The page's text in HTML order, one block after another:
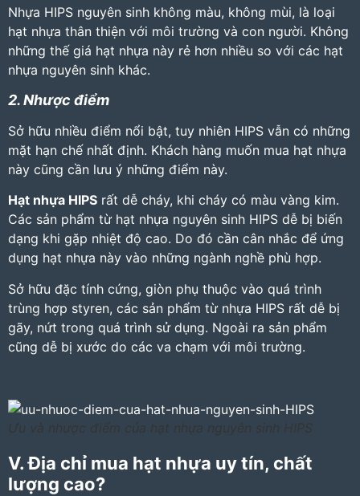
Nhựa HIPS nguyên sinh không màu, không mùi, là loại
hạt nhựa thân thiện với môi trường và con người. Không
những thế giá hạt nhựa này rẻ hơn nhiều so với các hạt
nhựa nguyên sinh khác.
2. Nhược điểm
Sở hữu nhiều điểm nổi bật, tuy nhiên HIPS vẫn có những
mặt hạn chế nhất định. Khách hàng muốn mua hạt nhựa
này cũng cần lưu ý những điểm này.
Hạt nhựa HIPS rất dễ cháy, khi cháy có màu vàng kim.
Các sản phẩm từ hạt nhựa nguyên sinh HIPS dễ bị biến
dạng khi gặp nhiệt độ cao. Do đó cần cân nhắc để ứng
dụng hạt nhựa này vào những ngành nghề phù hợp.
Sở hữu đặc tính cứng, giòn phụ thuộc vào quá trình
trùng hợp styren, các sản phẩm từ nhựa HIPS rất dễ bị
gãy, nứt trong quá trình sử dụng. Ngoài ra sản phẩm
cũng dễ bị xước do các va chạm với môi trường.
Ưu và nhược điểm của hạt nhựa nguyên sinh HIPS
V. Địa chỉ mua hạt nhựa uy tín, chất
lượng cao?